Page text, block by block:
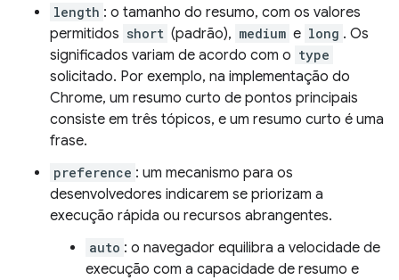
length : o tamanho do resumo, com os valores
permitidos short (padrão), medium e long . Os
significados variam de acordo com o type
solicitado. Por exemplo, na implementação do
Chrome, um resumo curto de pontos principais
consiste em três tópicos, e um resumo curto é uma
frase.
preference : um mecanismo para os
desenvolvedores indicarem se priorizam a
execução rápida ou recursos abrangentes.
auto : o navegador equilibra a velocidade de
execução com a capacidade de resumo e